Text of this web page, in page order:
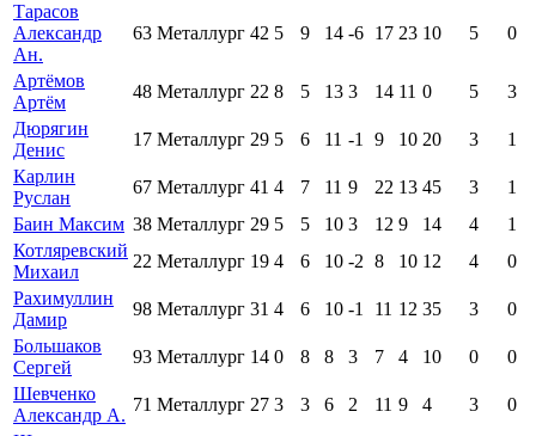
Тарасов
Александр
Ан.
63 Металлург 42 5 9 14 -6 17 23 10 5 0
Артёмов
Артём
48 Металлург 22 8 5 13 3 14 11 0 5
3
Дюрягин
Денис
17 Металлург 29 5 6 11 -1 9 10 20 3
1
Карлин
Руслан
67 Металлург 41 4 7 11 9 22 13 45 3
1
Баин Максим 38 Металлург 29 5 5 10 3 12 9 14 4
1
Котляревский
Михаил
22 Металлург 19 4 6 10 -2 8 10 12 4
0
Рахимуллин
Дамир
98 Металлург 31 4 6 10 -1 11 12 35 3
0
Большаков
Сергей
93 Металлург 14 0 8 8 3 7 4 10 0
0
Шевченко
Александр А.
71 Металлург 27 3 3 6 2 11 9 4 3
0